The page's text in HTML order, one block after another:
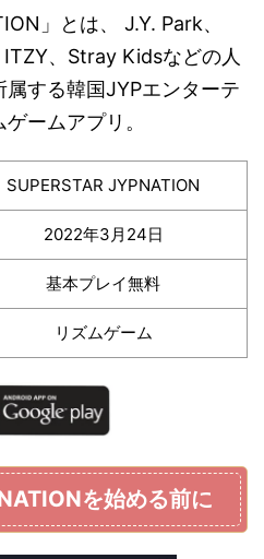
」とは、 J.Y. Park、
、Stray Kidsなどの人
する韓国JYPエンターテ
ームアプリ。
SUPERSTAR JYPNATION
2022年3月24日
基本プレイ無料
リズムゲーム
を始める前に